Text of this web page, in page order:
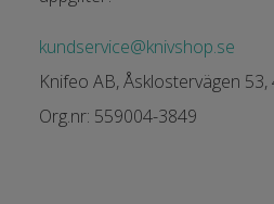
kundservice@knivshop.se
Knifeo AB, Åsklostervägen
Org.nr: 559004-3849